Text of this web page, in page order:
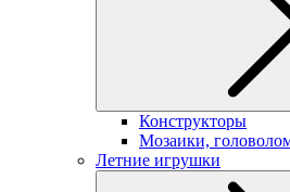
Конструкторы
Мозаики,
Летние игрушки